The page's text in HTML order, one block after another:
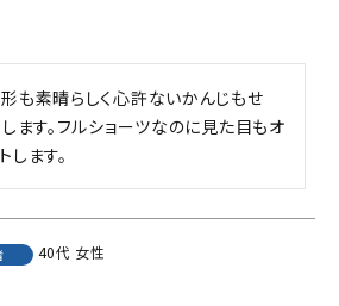
も素晴らしく心許ないかんじもせ
します。フルショーツなのに見た目もオ
します。
40代 女性